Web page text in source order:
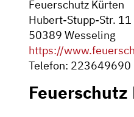
Feuerschutz Kürten
Hubert-Stupp-Str. 11
50389 Wesseling
https://
Telefon: 223649690
Feuerschutz